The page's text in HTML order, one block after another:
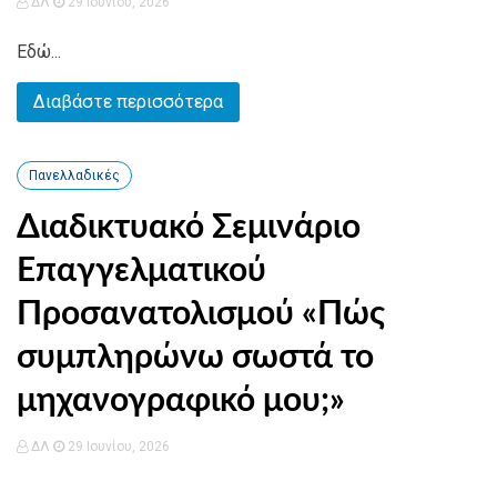
Εδώ...
Διαβάστε περισσότερα
Πανελλαδικές
Διαδικτυακό Σεμινάριο
Επαγγελματικού
Προσανατολισμού «Πώς
συμπληρώνω σωστά το
μηχανογραφικό μου;»
ΔΛ 29 Ιουνίου, 2026